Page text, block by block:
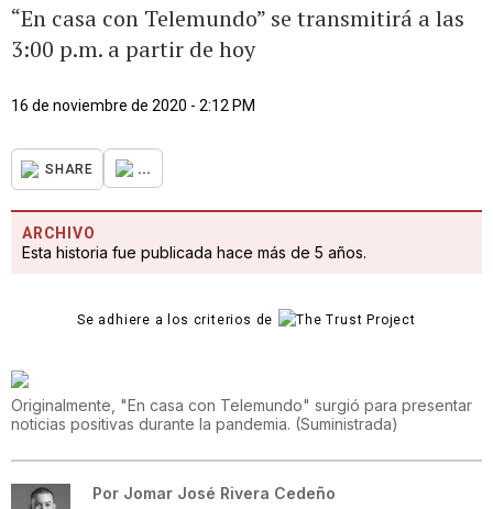
“En casa con Telemundo” se transmitirá a las
3:00 p.m. a partir de hoy
16 de noviembre de 2020 - 2:12 PM
SHARE ...
ARCHIVO
Esta historia fue publicada hace más de 5 años.
Se adhiere a los criterios de
Originalmente, "En casa con Telemundo" surgió para presentar
noticias positivas durante la pandemia. (Suministrada)
Por Jomar José Rivera Cedeño